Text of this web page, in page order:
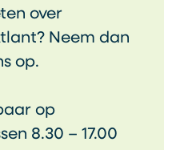
over
Neem dan
op.
op
8.30 – 17.00